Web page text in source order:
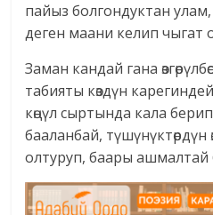
пайыз болгондуктан
деген маани келип чыгат
Заман кандай гана
табияты көздүн
көңүл сыртында кала
бааланбай,
олтуруп, баары